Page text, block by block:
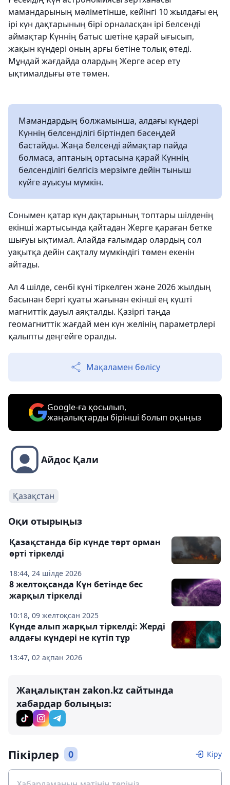
мамандарының мәліметінше, кейінгі 10 жылдағы ең
ірі күн дақтарының бірі орналасқан ірі белсенді
аймақтар Күннің батыс шетіне қарай ығысып,
жақын күндері оның арғы бетіне толық өтеді.
Мұндай жағдайда олардың Жерге әсер ету
ықтималдығы өте төмен.
Мамандардың болжамынша, алдағы күндері
Күннің белсенділігі біртіндеп бәсеңдей
бастайды. Жаңа белсенді аймақтар пайда
болмаса, аптаның ортасына қарай Күннің
белсенділігі белгісіз мерзімге дейін тыныш
күйге ауысуы мүмкін.
Сонымен қатар күн дақтарының топтары шілденің
екінші жартысында қайтадан Жерге қараған бетке
шығуы ықтимал. Алайда ғалымдар олардың сол
уақытқа дейін сақталу мүмкіндігі төмен екенін
айтады.
Ал 4 шілде, сенбі күні тіркелген және 2026 жылдың
басынан бергі қуаты жағынан екінші ең күшті
магниттік дауыл аяқталды. Қазіргі таңда
геомагниттік жағдай мен күн желінің параметрлері
қалыпты деңгейге оралды.
Мақаламен бөлісу
Google-ға қосылып,
жаңалықтарды бірінші болып оқыңыз
Айдос Қали
Қазақстан
Оқи отырыңыз
18:44, 24 шілде 2026
Қазақстанда бір күнде төрт орман
өрті тіркелді
10:18, 09 желтоқсан 2025
8 желтоқсанда Күн бетінде бес
жарқыл тіркелді
13:47, 02 ақпан 2026
Күнде алып жарқыл тіркелді: Жерді
алдағы күндері не күтіп тұр
Жаңалықтан zakon.kz сайтында
хабардар болыңыз:
Пікірлер 0 Кіру